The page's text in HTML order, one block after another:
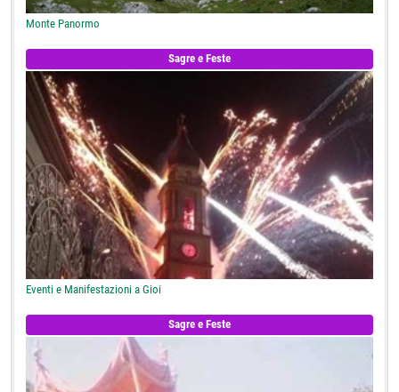
Monte Panormo
Sagre e Feste
Eventi e Manifestazioni a Gioi
Sagre e Feste